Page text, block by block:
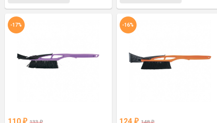
-17%
₽ ₽
-16%
₽ ₽